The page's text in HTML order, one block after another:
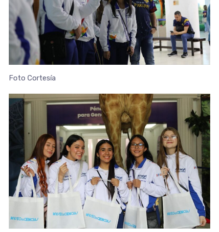
Foto Cortesía